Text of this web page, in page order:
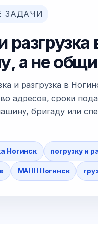
ЗАДАЧИ
а не
и разгрузка в
адресов, сроки
бригаду или
Ногинск погрузку и
МАНН Ногинск